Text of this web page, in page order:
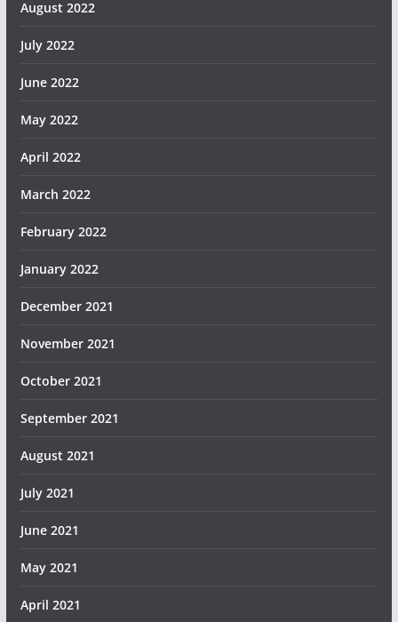
August 2022
July 2022
June 2022
May 2022
April 2022
March 2022
February 2022
January 2022
December 2021
November 2021
October 2021
September 2021
August 2021
July 2021
June 2021
May 2021
April 2021